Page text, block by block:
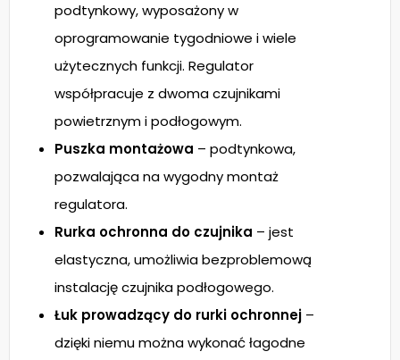
podtynkowy, wyposażony w
oprogramowanie tygodniowe i wiele
użytecznych funkcji. Regulator
współpracuje z dwoma czujnikami
powietrznym i podłogowym.
Puszka montażowa – podtynkowa,
pozwalająca na wygodny montaż
regulatora.
Rurka ochronna do czujnika – jest
elastyczna, umożliwia bezproblemową
instalację czujnika podłogowego.
Łuk prowadzący do rurki ochronnej –
dzięki niemu można wykonać łagodne